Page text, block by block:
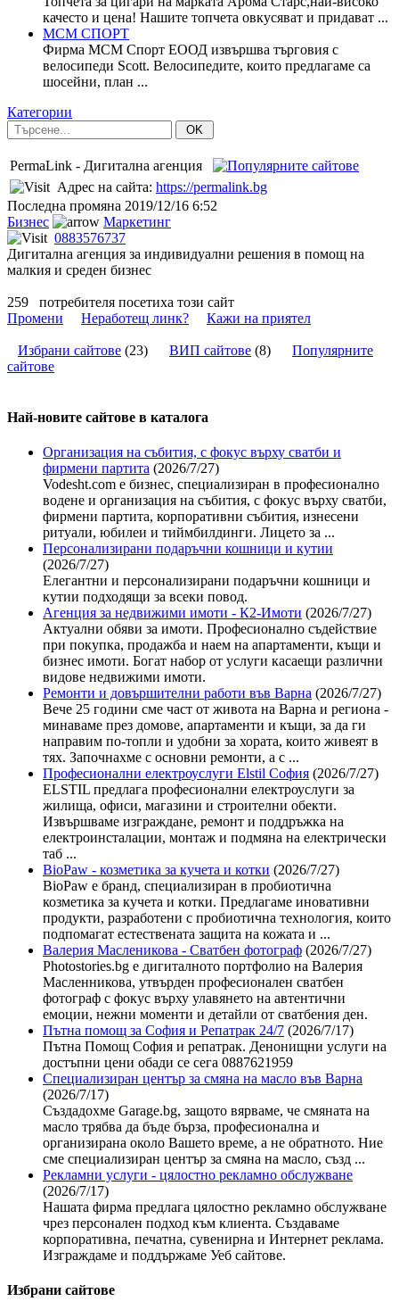
качесто и цена! Нашите топчета овкусяват и придават ...
МСМ СПОРТ
Фирма МСМ Спорт ЕООД извършва търговия с
велосипеди Scott. Велосипедите, които предлагаме са
шосейни, план ...
Категории
OK
PermaLink - Дигитална агенция
Адрес на сайта: https://permalink.bg
Последна промяна 2019/12/16 6:52
Бизнес
Маркетинг
0883576737
Дигитална агенция за индивидуални решения в помощ на
малкия и среден бизнес
259 потребителя посетиха този сайт
Промени
Неработещ линк? Кажи на приятел
Избрани сайтове (23) ВИП сайтове (8) Популярните
сайтове
Най-новите сайтoве в каталога
Организация на събития, с фокус върху сватби и
фирмени партита (2026/7/27)
Vodesht.com е бизнес, специализиран в професионално
водене и организация на събития, с фокус върху сватби,
фирмени партита, корпоративни събития, изнесени
ритуали, юбилеи и тиймбилдинги. Лицето за ...
Персонализирани подаръчни кошници и кутии
(2026/7/27)
Елегантни и персонализирани подаръчни кошници и
кутии подходящи за всеки повод.
Агенция за недвижими имоти - К2-Имоти (2026/7/27)
Актуални обяви за имоти. Професионално съдействие
при покупка, продажба и наем на апартаменти, къщи и
бизнес имоти. Богат набор от услуги касаещи различни
видове недвижими имоти.
Ремонти и довършителни работи във Варна (2026/7/27)
Вече 25 години сме част от живота на Варна и региона -
минаваме през домове, апартаменти и къщи, за да ги
направим по-топли и удобни за хората, които живеят в
тях. Започнахме с основни ремонти, а с ...
Професионални електроуслуги Elstil София (2026/7/27)
ELSTIL предлага професионални електроуслуги за
жилища, офиси, магазини и строителни обекти.
Извършваме изграждане, ремонт и поддръжка на
електроинсталации, монтаж и подмяна на електрически
таб ...
BioPaw - козметика за кучета и котки (2026/7/27)
BioPaw е бранд, специализиран в пробиотична
козметика за кучета и котки. Предлагаме иновативни
продукти, разработени с пробиотична технология, които
подпомагат естествената защита на кожата и ...
Валерия Масленикова - Сватбен фотограф (2026/7/27)
Photostories.bg е дигиталното портфолио на Валерия
Масленникова, утвърден професионален сватбен
фотограф с фокус върху улавянето на автентични
емоции, нежни моменти и детайли от сватбения ден.
Пътна помощ за София и Репатрак 24/7 (2026/7/17)
Пътна Помощ София и репатрак. Денонищни услуги на
достъпни цени обади се сега 0887621959
Специализиран център за смяна на масло във Варна
(2026/7/17)
Създадохме Garage.bg, защото вярваме, че смяната на
масло трябва да бъде бърза, професионална и
организирана около Вашето време, а не обратното. Ние
сме специализиран център за смяна на масло, създ ...
Рекламни услуги - цялостно рекламно обслужване
(2026/7/17)
Нашата фирма предлага цялостно рекламно обслужване
чрез персонален подход към клиента. Създаваме
корпоративна, печатна, сувенирна и Интернет реклама.
Изграждаме и поддържаме Уеб сайтове.
Избрани сайтове